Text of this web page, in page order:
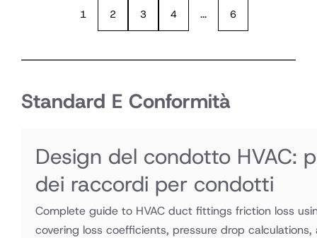
sistema VAV
o un sistema
calore per
l'edificio
1 2 3 4 ... 6
Standard E Conformità
Design del condotto HVAC:
dei raccordi per condotti
Complete guide to HVAC duct fittings friction loss
covering loss coefficients, pressure drop